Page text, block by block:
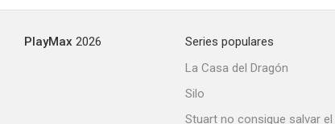
PlayMax 2026
Series populares
La Casa del Dragón
Silo